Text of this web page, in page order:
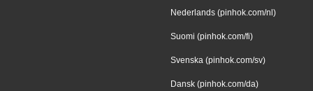
Nederlands (pinhok.com/nl)
Suomi (pinhok.com/fi)
Svenska (pinhok.com/sv)
Dansk (pinhok.com/da)